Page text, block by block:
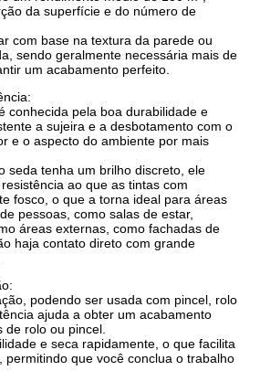
da superfície e do número de
com base na textura da parede ou
sendo geralmente necessária mais de
um acabamento perfeito.
conhecida pela boa durabilidade e
a sujeira e a desbotamento com o
e o aspecto do ambiente por mais
seda tenha um brilho discreto, ele
ao que as tintas com
fosco, o que a torna ideal para áreas
pessoas, como salas de estar,
áreas externas, como fachadas de
haja contato direto com grande
podendo ser usada com pincel, rolo
ajuda a obter um acabamento
de rolo ou pincel.
e seca rapidamente, o que facilita
permitindo que você conclua o trabalho